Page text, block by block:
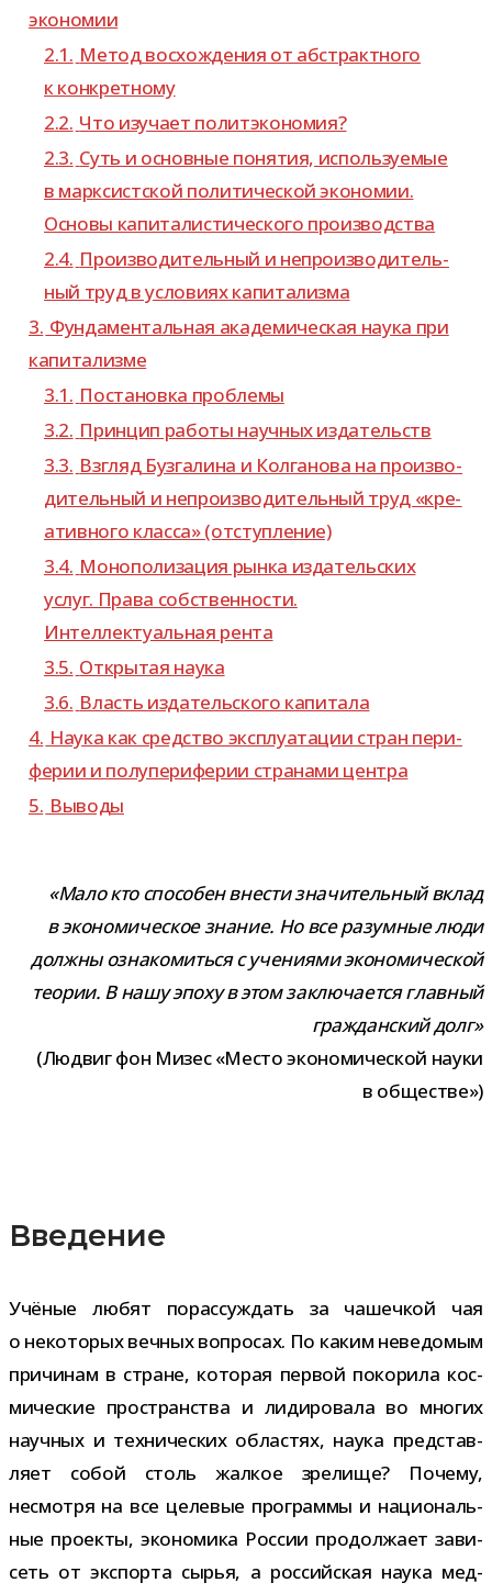
экономии
2.1. Метод вос­хож­де­ния от абстракт­ного
к конкретному
2.2. Что изу­чает политэкономия?
2.3. Суть и основ­ные поня­тия, исполь­зу­е­мые
в марк­сист­ской поли­ти­че­ской эко­но­мии.
Основы капи­та­ли­сти­че­ского производства
2.4. Производительный и непро­из­во­ди­тель­
ный труд в усло­виях капитализма
3. Фундаментальная ака­де­ми­че­ская наука при
капитализме
3.1. Постановка про­блемы
3.2. Принцип работы науч­ных издательств
3.3. Взгляд Бузгалина и Колганова на про­из­во­
ди­тель­ный и непро­из­во­ди­тель­ный труд «кре­
а­тив­ного класса» (отступ­ле­ние)
3.4. Монополизация рынка изда­тель­ских
услуг. Права соб­ствен­но­сти.
Интеллектуальная рента
3.5. Открытая наука
3.6. Власть изда­тель­ского капитала
4. Наука как сред­ство экс­плу­а­та­ции стран пери­
фе­рии и полу­пе­ри­фе­рии стра­нами центра
5. Выводы
«Мало кто спо­со­бен вне­сти зна­чи­тель­ный вклад
в эко­но­ми­че­ское зна­ние. Но все разум­ные люди
должны озна­ко­миться с уче­ни­ями эко­но­ми­че­ской
тео­рии. В нашу эпоху в этом заклю­ча­ется глав­ный
граж­дан­ский долг»
(Людвиг фон Мизес «Место эко­но­ми­че­ской науки
в обществе»)
Введение
Учёные любят порас­суж­дать за чашеч­кой чая
о неко­то­рых веч­ных вопро­сах. По каким неве­до­мым
при­чи­нам в стране, кото­рая пер­вой поко­рила кос­
ми­че­ские про­стран­ства и лиди­ро­вала во мно­гих
науч­ных и тех­ни­че­ских обла­стях, наука пред­став­
ляет собой столь жал­кое зре­лище? Почему,
несмотря на все целе­вые про­граммы и наци­о­наль­
ные про­екты, эко­но­мика России про­дол­жает зави­
сеть от экс­порта сырья, а рос­сий­ская наука мед­